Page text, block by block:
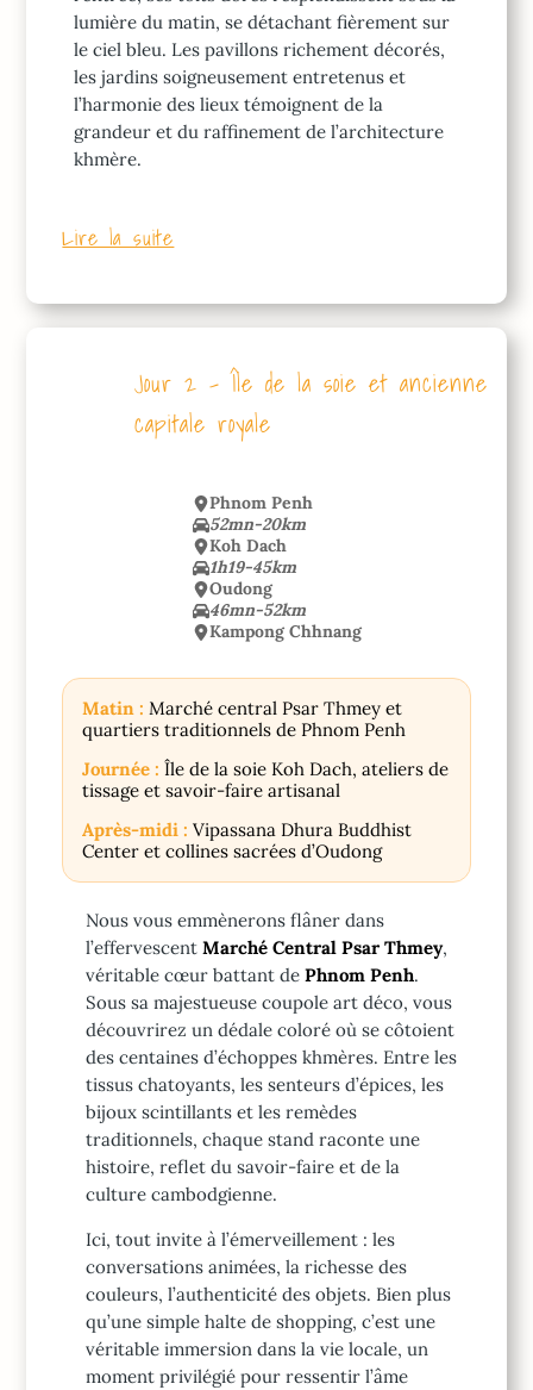
lumière du matin, se détachant fièrement sur
le ciel bleu. Les pavillons richement décorés,
les jardins soigneusement entretenus et
l’harmonie des lieux témoignent de la
grandeur et du raffinement de l’architecture
khmère.
Lire la suite
Jour 2 – Île de la soie et ancienne
capitale royale
Phnom Penh
52mn-20km
Koh Dach
1h19-45km
Oudong
46mn-52km
Kampong Chhnang
Matin : Marché central Psar Thmey et
quartiers traditionnels de Phnom Penh
Journée : Île de la soie Koh Dach, ateliers de
tissage et savoir-faire artisanal
Après-midi : Vipassana Dhura Buddhist
Center et collines sacrées d’Oudong
Nous vous emmènerons flâner dans
l’effervescentMarché Central Psar Thmey,
véritable cœur battant dePhnom Penh.
Sous sa majestueuse coupole art déco, vous
découvrirez un dédale coloré où se côtoient
des centaines d’échoppes khmères. Entre les
tissus chatoyants, les senteurs d’épices, les
bijoux scintillants et les remèdes
traditionnels, chaque stand raconte une
histoire, reflet du savoir-faire et de la
culture cambodgienne.
Ici, tout invite à l’émerveillement : les
conversations animées, la richesse des
couleurs, l’authenticité des objets. Bien plus
qu’une simple halte de shopping, c’est une
véritable immersion dans la vie locale, un
moment privilégié pour ressentir l’âme